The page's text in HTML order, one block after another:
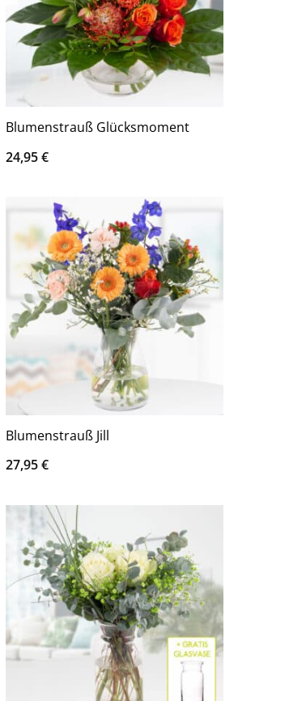
Blumenstrauß Glücksmoment
24,95€
Blumenstrauß Jill
27,95€